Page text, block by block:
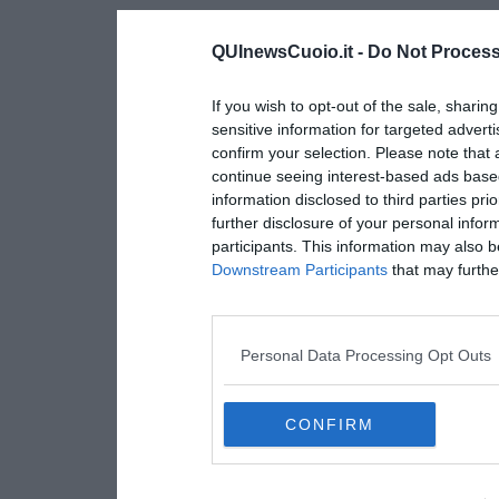
QUInewsCuoio.it - Do Not
If you wish to opt-out of the sale,
sensitive information for targeted
confirm your selection. Please note
continue seeing interest-based ads
information disclosed to third parties
further disclosure of your personal
participants. This information may also
Downstream Participants that may
Personal Data Processing Opt Outs
CONFIRM